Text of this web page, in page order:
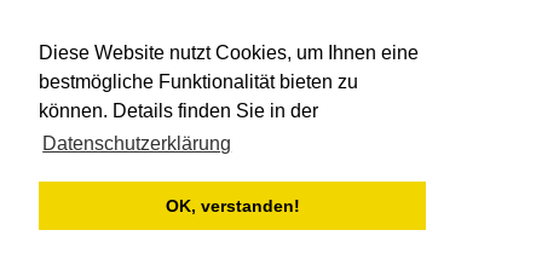
Diese Website nutzt Cookies, um Ihnen eine
bestmögliche Funktionalität bieten zu
können. Details finden Sie in der
Datenschutzerklärung
OK, verstanden!